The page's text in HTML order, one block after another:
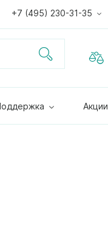
+7 (495) 230-31-35
Акции